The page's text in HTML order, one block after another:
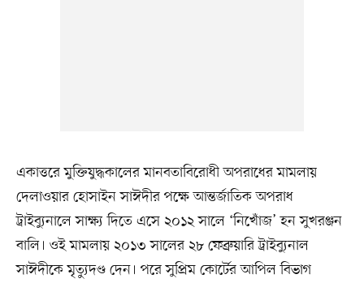
একাত্তরে মুক্তিযুদ্ধকালের মানবতাবিরোধী অপরাধের মামলায়
দেলাওয়ার হোসাইন সাঈদীর পক্ষে আন্তর্জাতিক অপরাধ
ট্রাইব্যুনালে সাক্ষ্য দিতে এসে ২০১২ সালে ‘নিখোঁজ’ হন সুখরঞ্জন
বালি। ওই মামলায় ২০১৩ সালের ২৮ ফেব্রুয়ারি ট্রাইব্যুনাল
সাঈদীকে মৃত্যুদণ্ড দেন। পরে সুপ্রিম কোর্টের আপিল বিভাগ